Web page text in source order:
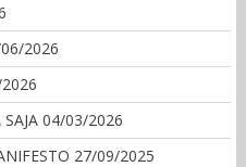
2026
04/03/2026
27/09/2025